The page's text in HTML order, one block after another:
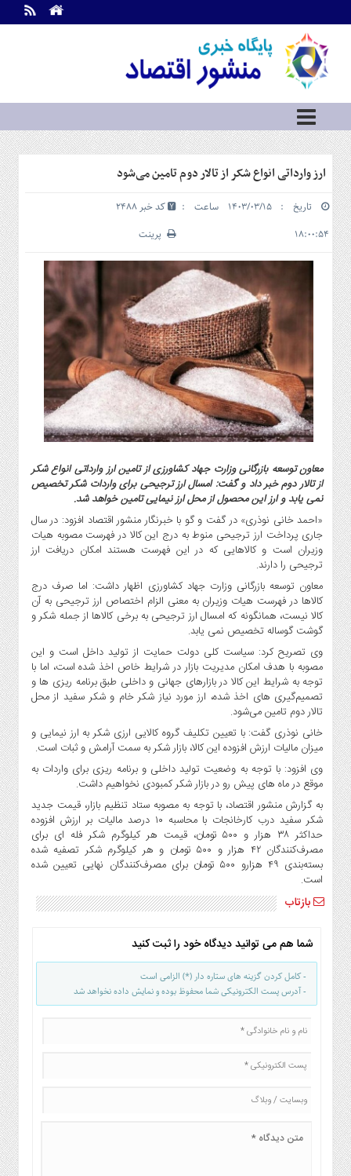
اطلاعات
تماس
ما
درباره
ما
سرویس
ها
بازار
سرمایه
و
بورس
و
شهری
گاز
و
پتروشیمی
صنعت
و
خودرو
استارت
آپ
و
فن
آوری
بانک
،
بیمه
و
ارز
دیجیتال
کشاورزی
و
صنایع
غذایی
سیاسی
و
بین
الملل
نگاه
روز
گوناگون
ارز وارداتی انواع شکر از تالار دوم تامین می‌شود
تاریخ : ۱۴۰۳/۰۳/۱۵ ساعت :
۱۸:۰۰:۵۴
کد خبر 2488
پرینت
معاون توسعه بازرگانی وزارت جهاد کشاورزی از تامین ارز وارداتی انواع شکر
از تالار دوم خبر داد و گفت: امسال ارز ترجیحی برای واردات شکر تخصیص
نمی یابد و ارز این محصول از محل ارز نیمایی تامین خواهد شد.
«احمد خانی نوذری» در گفت و گو با خبرنگار منشور اقتصاد افزود: در سال
جاری پرداخت ارز ترجیحی منوط به درج این کالا در فهرست مصوبه هیات
وزیران است و کالاهایی که در این فهرست هستند امکان دریافت ارز
ترجیحی را دارند.
معاون توسعه بازرگانی وزارت جهاد کشاورزی اظهار داشت: اما صرف درج
کالاها در فهرست هیات وزیران به معنی الزام اختصاص ارز ترجیحی به آن
کالا نیست، همانگونه که امسال ارز ترجیحی به برخی کالاها از جمله شکر و
گوشت گوساله تخصیص نمی یابد.
وی تصریح کرد: سیاست کلی دولت حمایت از تولید داخل است و این
مصوبه با هدف امکان مدیریت بازار در شرایط خاص اخذ شده است، اما با
توجه به شرایط این کالا در بازارهای جهانی و داخلی طبق برنامه ریزی ها و
تصمیم‌گیری های اخذ شده، ارز مورد نیاز شکر خام و شکر سفید از محل
تالار دوم تامین می‌شود.
خانی نوذری گفت: با تعیین تکلیف گروه کالایی ارزی شکر به ارز نیمایی و
میزان مالیات ارزش افزوده این کالا، بازار شکر به سمت آرامش و ثبات است.
وی افزود: با توجه به وضعیت تولید داخلی و برنامه ریزی برای واردات به
موقع در ماه های پیش رو در بازار شکر کمبودی نخواهیم داشت.
به گزارش منشور اقتصاد، با توجه به مصوبه ستاد تنظیم بازار، قیمت جدید
شکر سفید درب کارخانجات با محاسبه ۱۰ درصد مالیات بر ارزش افزوده
حداکثر ۳۸ هزار و ۵۰۰ تومان، قیمت هر کیلوگرم شکر فله‌ ای برای
مصرف‌کنندگان ۴۲ هزار و ۵۰۰ تومان و هر کیلوگرم شکر تصفیه شده
بسته‌بندی ۴۹ هزارو ۵۰۰ تومان برای مصرف‌کنندگان نهایی تعیین شده
است.
بازتاب
شما هم می توانید دیدگاه خود را ثبت کنید
- کامل کردن گزینه های ستاره دار (*) الزامی است
- آدرس پست الکترونیکی شما محفوظ بوده و نمایش داده نخواهد شد